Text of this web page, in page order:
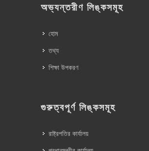
অভ্যন্তরীণ লিঙ্কসমূহ
হোম
তথ্য
শিক্ষা উপকরণ
গুরুত্বপূর্ণ লিঙ্কসমূহ
রাষ্ট্রপতির কার্যালয়